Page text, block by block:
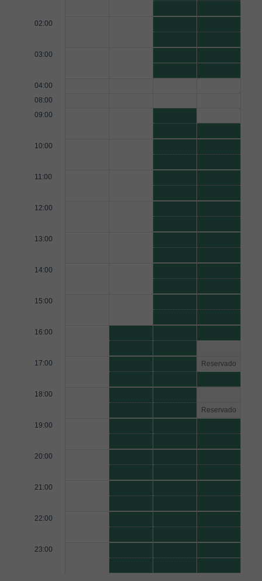
02:00
03:00
04:00
08:00
09:00
10:00
11:00
12:00
13:00
14:00
15:00
16:00
17:00 Reservado
18:00
Reservado
19:00
20:00
21:00
22:00
23:00